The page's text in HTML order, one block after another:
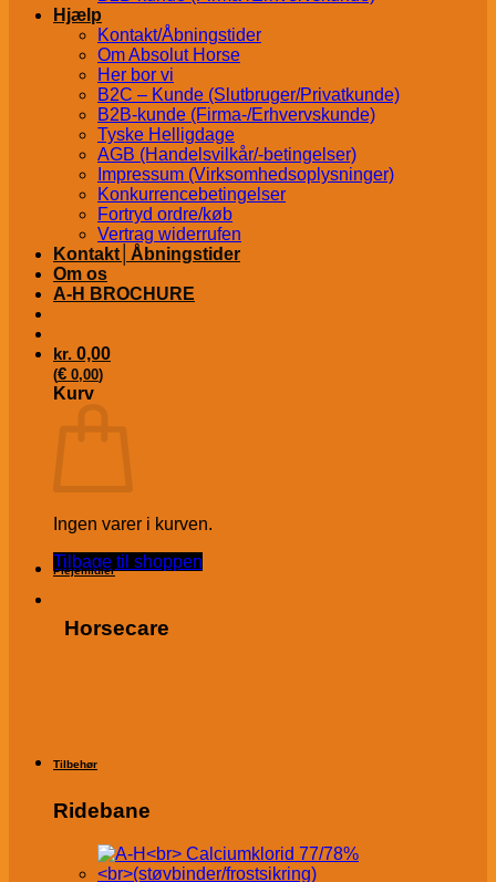
Hjælp
Kontakt/Åbningstider
Om Absolut Horse
Her bor vi
B2C – Kunde (Slutbruger/Privatkunde)
B2B-kunde (Firma-/Erhvervskunde)
Tyske Helligdage
AGB (Handelsvilkår/-betingelser)
Impressum (Virksomhedsoplysninger)
Konkurrencebetingelser
Fortryd ordre/køb
Vertrag widerrufen
Kontakt│Åbningstider
Om os
A-H BROCHURE
kr. 0,00
(€ 0,00)
Kurv
Ingen varer i kurven.
Tilbage til shoppen
Plejemidler
Horsecare
Tilbehør
Ridebane